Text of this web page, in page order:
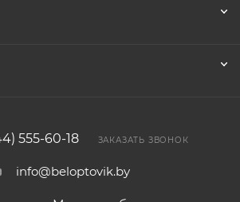
555-60-18 ЗАКАЗАТЬ ЗВОНОК
info@beloptovik.by